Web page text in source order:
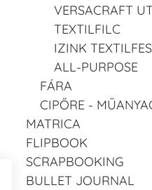
VERSACRAFT
TEXTILFILC
IZINK
ALL-PURPOSE
FÁRA
CIPŐRE -
MATRICA
FLIPBOOK
SCRAPBOOKING
BULLET JOURNAL